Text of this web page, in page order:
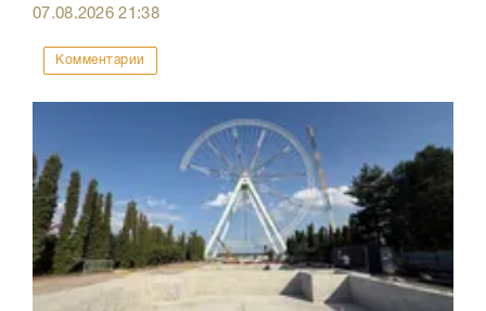
07.08.202621:38
Комментарии